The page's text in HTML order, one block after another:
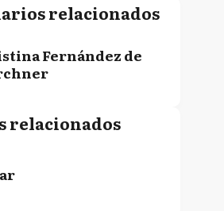
relacionados
Fernández de
relacionados